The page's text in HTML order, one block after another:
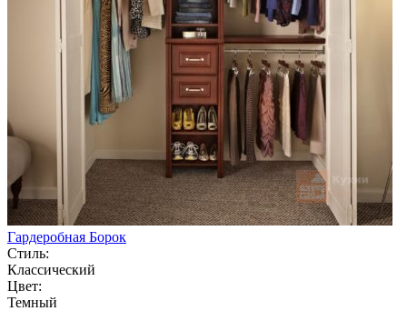
Гардеробная Борок
Стиль:
Классический
Цвет:
Темный